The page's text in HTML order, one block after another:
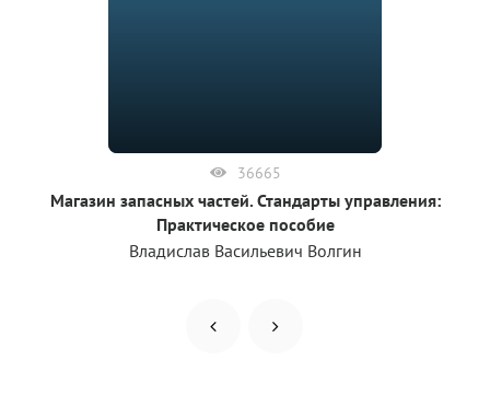
36665
Магазин запасных частей. Стандарты управления:
Практическое пособие
Владислав Васильевич Волгин